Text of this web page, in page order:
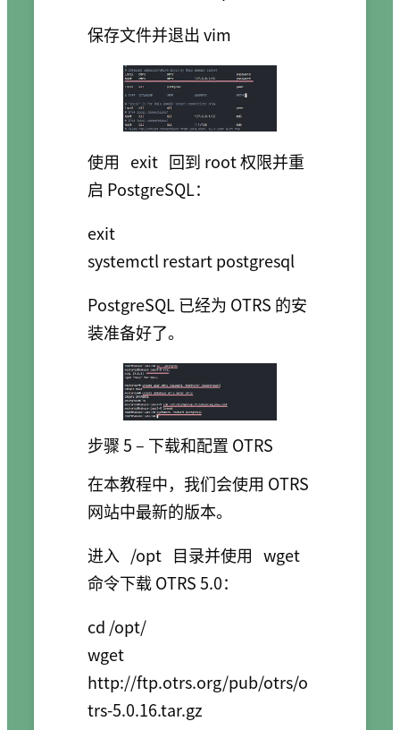
保存文件并退出 vim
使用 exit 回到 root 权限并重
启 PostgreSQL：
exit
PostgreSQL 已经为 OTRS 的安
装准备好了。
步骤 5 – 下载和配置 OTRS
在本教程中，我们会使用 OTRS
网站中最新的版本。
进入 /opt 目录并使用 wget
命令下载 OTRS 5.0：
cd /opt/
wget
http://ftp.otrs.org/pub/otrs/o